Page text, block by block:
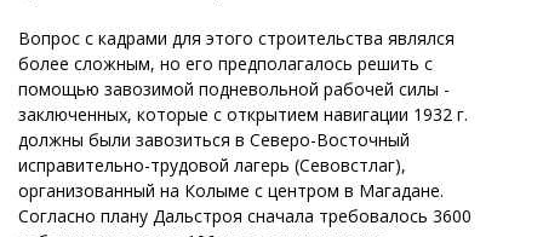
Вопрос с кадрами для этого строительства являлся
более сложным, но его предполагалось решить с
помощью завозимой подневольной рабочей силы -
заключенных, которые с открытием навигации 1932 г.
должны были завозиться в Северо-Восточный
исправительно-трудовой лагерь (Севовстлаг),
организованный на Колыме с центром в Магадане.
Согласно плану Дальстроя сначала требовалось 3600